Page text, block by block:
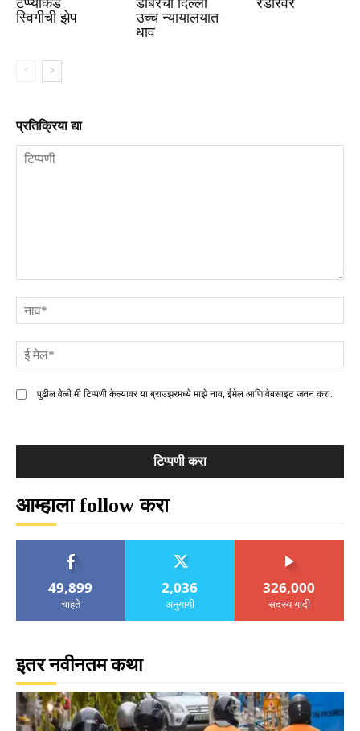
टप्प्याकडे
स्विगीची झेप
डाबरची दिल्ली
उच्च न्यायालयात
धाव
रडारवर
प्रतिक्रिया द्या
पुढील वेळी मी टिप्पणी केल्यावर या ब्राउझरमध्ये माझे नाव, ईमेल आणि वेबसाइट जतन करा.
आम्हाला follow करा
49,899
चाहते
2,036
अनुयायी
326,000
सदस्य यादी
इतर नवीनतम कथा